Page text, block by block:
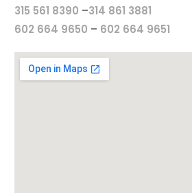
315 561 8390 –314 861 3881
602 664 9650 – 602 664 9651